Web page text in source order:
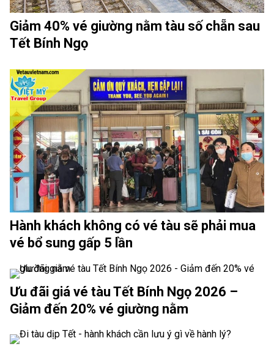
Giảm 40% vé giường nằm tàu số chẵn sau
Tết Bính Ngọ
Hành khách không có vé tàu sẽ phải mua
vé bổ sung gấp 5 lần
Ưu đãi giá vé tàu Tết Bính Ngọ 2026 –
Giảm đến 20% vé giường nằm